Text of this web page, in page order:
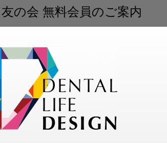
の会 無料会員のご案内
ライフデザインをもっと便利にご利用い
メリット